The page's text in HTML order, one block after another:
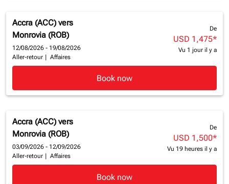
Accra (ACC) vers
Monrovia (ROB)
12/08/2026 - 19/08/2026
Aller-retour
Affaires
De
USD 1,475*
Vu 1 jour il y a
Book now
Accra (ACC) vers
Monrovia (ROB)
03/09/2026 - 12/09/2026
Aller-retour
Affaires
De
USD 1,500*
Vu 19 heures il y a
Book now